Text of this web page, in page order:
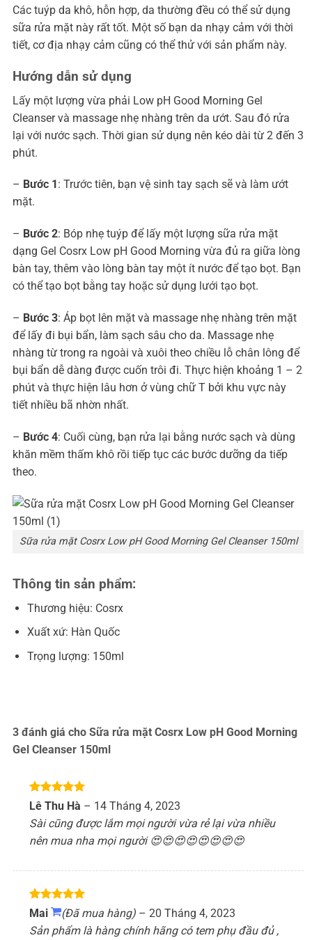
Các tuýp da khô, hỗn hợp, da thường đều có thể sử dụng
sữa rửa mặt này rất tốt. Một số bạn da nhạy cảm với thời
tiết, cơ địa nhạy cảm cũng có thể thử với sản phẩm này.
Hướng dẫn sử dụng
Lấy một lượng vừa phải Low pH Good Morning Gel
Cleanser và massage nhẹ nhàng trên da ướt. Sau đó rửa
lại với nước sạch. Thời gian sử dụng nên kéo dài từ 2 đến 3
phút.
– Bước 1 : Trước tiên, bạn vệ sinh tay sạch sẽ và làm ướt
mặt.
– Bước 2: Bóp nhẹ tuýp để lấy một lượng sữa rửa mặt
dạng Gel Cosrx Low pH Good Morning vừa đủ ra giữa lòng
bàn tay, thêm vào lòng bàn tay một ít nước để tạo bọt. Bạn
có thể tạo bọt bằng tay hoặc sử dụng lưới tạo bọt.
– Bước 3: Áp bọt lên mặt và massage nhẹ nhàng trên mặt
để lấy đi bụi bẩn, làm sạch sâu cho da. Massage nhẹ
nhàng từ trong ra ngoài và xuôi theo chiều lỗ chân lông để
bụi bẩn dễ dàng được cuốn trôi đi. Thực hiện khoảng 1 – 2
phút và thực hiện lâu hơn ở vùng chữ T bởi khu vực này
tiết nhiều bã nhờn nhất.
– Bước 4: Cuối cùng, bạn rửa lại bằng nước sạch và dùng
khăn mềm thấm khô rồi tiếp tục các bước dưỡng da tiếp
theo.
Sữa rửa mặt Cosrx Low pH Good Morning Gel Cleanser 150ml
Thông tin sản phẩm:
Thương hiệu: Cosrx
Xuất xứ: Hàn Quốc
Trọng lượng: 150ml
3 đánh giá cho Sữa rửa mặt Cosrx Low pH Good Morning
Gel Cleanser 150ml
Được xếp
sao
Lê Thu Hà – 14 Tháng 4, 2023
Sài cũng được lắm mọi người vừa rẻ lại vừa nhiều
nên mua nha mọi người 😍😍😍😍😍😍😍😍
Được xếp
5
sao
Mai (Đã mua hàng) – 20 Tháng 4, 2023
Sản phẩm là hàng chính hãng có tem phụ đầu đủ ,